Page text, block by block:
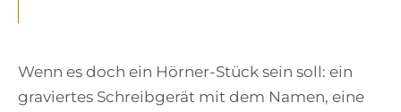
Wenn es doch ein Hörner-Stück sein soll: ein
graviertes Schreibgerät mit dem Namen, eine